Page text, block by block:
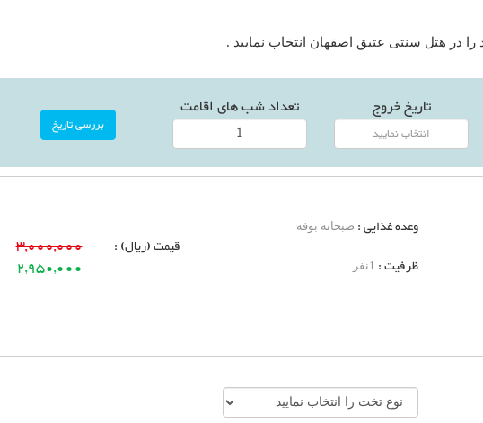
را در هتل سنتی عتیق اصفهان انتخاب نمایید .
تاریخ خروج تعداد شب های اقامت
وعده غذایی : صبحانه بوفه
ظرفیت : 1نفر
قیمت (ریال) :
3,000,000
2,950,000